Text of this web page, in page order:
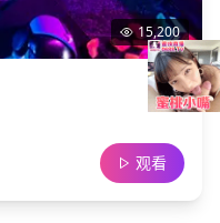
15,200
观看